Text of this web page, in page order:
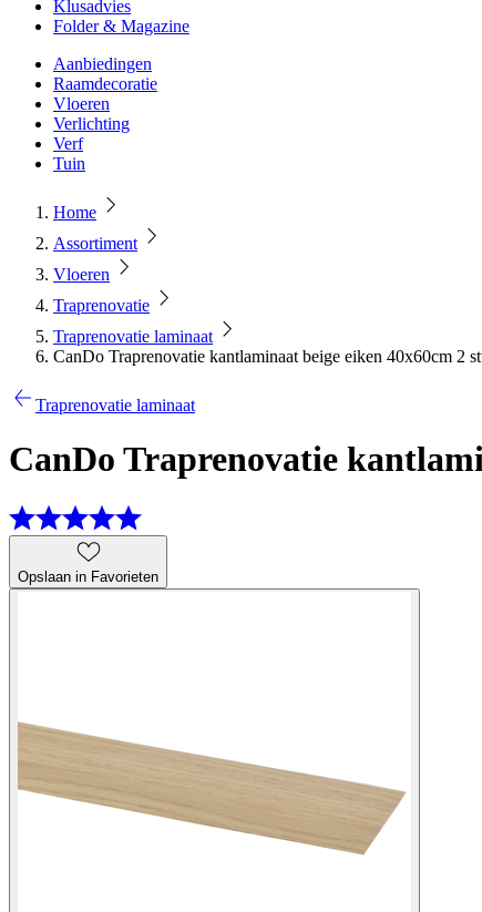
Klusadvies
Folder & Magazine
Aanbiedingen
Raamdecoratie
Vloeren
Verlichting
Verf
Tuin
Home
Assortiment
Vloeren
Traprenovatie
Traprenovatie laminaat
CanDo Traprenovatie kantlaminaat beige eiken 40x60cm 2
Traprenovatie laminaat
CanDo Traprenovatie
Opslaan in Favorieten